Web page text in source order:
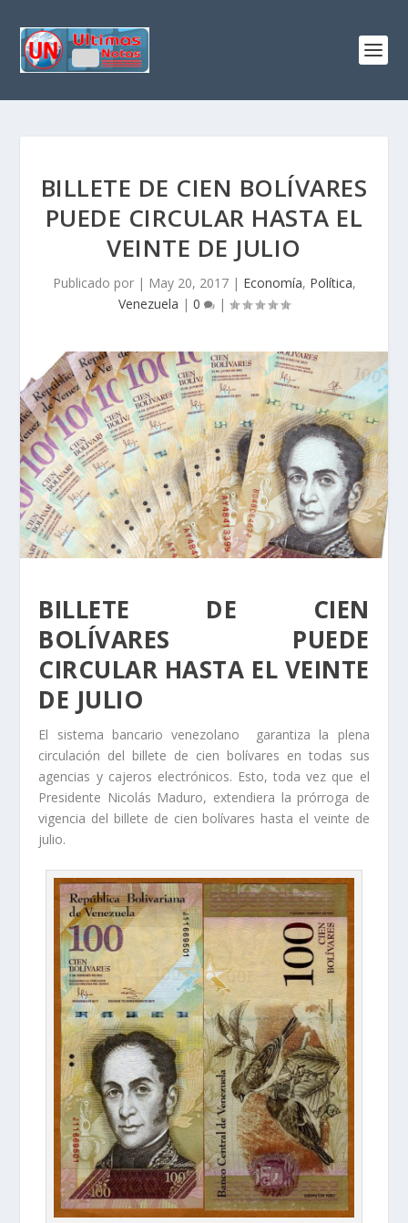
BILLETE DE CIEN BOLÍVARES
PUEDE CIRCULAR HASTA EL
VEINTE DE JULIO
Publicado por | May 20, 2017| Economía, Política,
Venezuela | 0 |
BILLETE DE CIEN
BOLÍVARES PUEDE
CIRCULAR HASTA EL VEINTE
DE JULIO
El sistema bancario venezolano garantiza la plena
circulación del billete de cien bolívares en todas sus
agencias y cajeros electrónicos. Esto, toda vez que el
Presidente Nicolás Maduro, extendiera la prórroga de
vigencia del billete de cien bolívares hasta el veinte de
julio.